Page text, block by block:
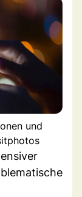
und